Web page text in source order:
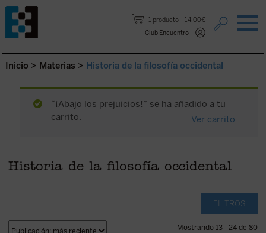
1 producto
14,00€
Club Encuentro
Saltar al contenido.
Inicio > Materias > Historia de la filosofía occidental
“¡Abajo los prejuicios!” se ha añadido a tu
carrito.
Ver carrito
Historia de la filosofía occidental
FILTROS
Mostrando 13 - 24 de 80